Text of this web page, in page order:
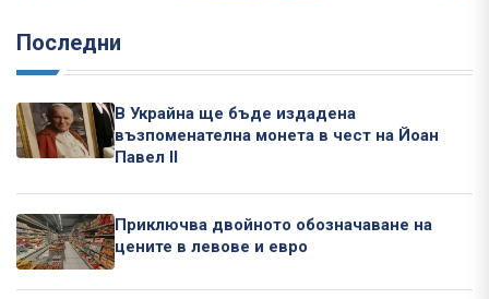
Последни
В Украйна ще бъде издадена
възпоменателна монета в чест на Йоан
Павел II
Приключва двойното обозначаване на
цените в левове и евро